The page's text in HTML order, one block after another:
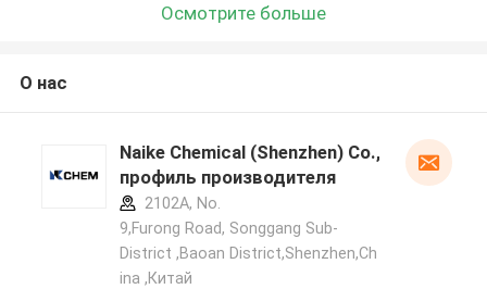
Осмотрите больше
О нас
Naike Chemical (Shenzhen) Co., Ltd
профиль производителя
2102A, No.
9,Furong Road, Songgang Sub-
District ,Baoan District,Shenzhen,Ch
ina ,Китай